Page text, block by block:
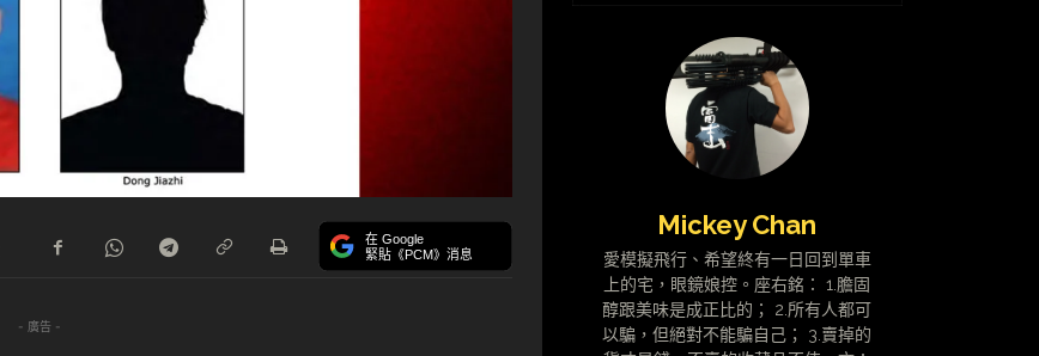
在 Google
緊貼《PCM》消息
- 廣告 -
Mickey Chan
愛模擬飛行、希望終有一日回到單車
上的宅，眼鏡娘控。座右銘： 1.膽固
醇跟美味是成正比的； 2.所有人都可
以騙，但絕對不能騙自己； 3.賣掉的